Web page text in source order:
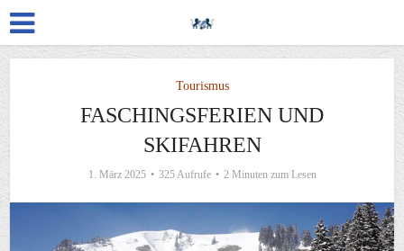
Tourismus
FASCHINGSFERIEN UND
SKIFAHREN
1. März 2025 325 Aufrufe 2 Minuten zum Lesen